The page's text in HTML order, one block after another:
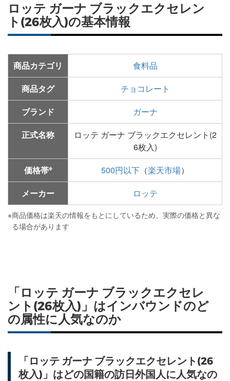
ロッテ ガーナ ブラックエクセレン
ト(26枚入)の基本情報
商品カテゴリ
食料品
商品タグ
チョコレート
ブランド
ガーナ
正式名称
ロッテ ガーナ ブラックエクセレント(2
6枚入)
価格帯※ 500円以下 （楽天市場）
メーカー
ロッテ
※商品価格は楽天の情報をもとにしているため、実際の価格と異な
る場合があります
「ロッテ ガーナ ブラックエクセレ
ント(26枚入)」はインバウンドのど
の属性に人気なのか
「ロッテ ガーナ ブラックエクセレント(26
枚入)」はどの国籍の訪日外国人に人気なの